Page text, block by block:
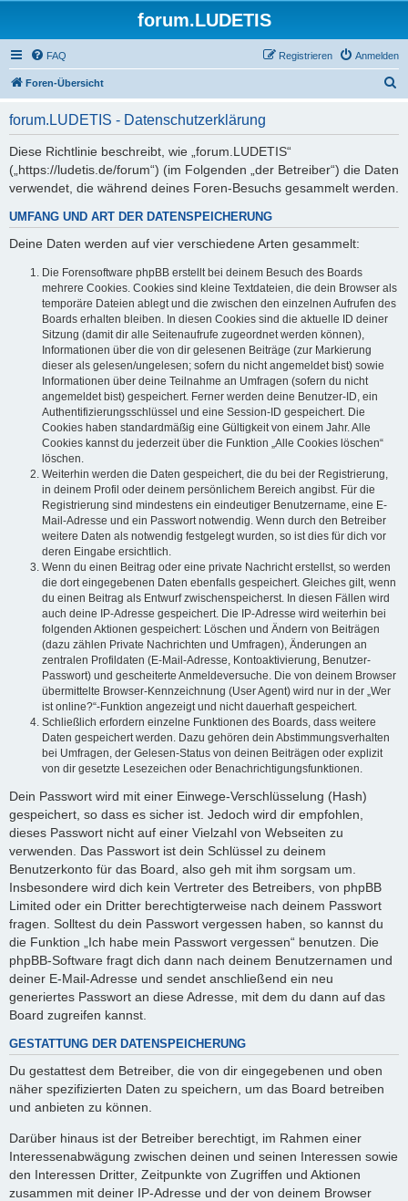
forum.LUDETIS
FAQ Anmelden
Registrieren
Foren-Übersicht
forum.LUDETIS - Datenschutzerklärung
Diese Richtlinie beschreibt, wie „forum.LUDETIS“
(„https://ludetis.de/forum“) (im Folgenden „der Betreiber“) die Daten
verwendet, die während deines Foren-Besuchs gesammelt werden.
UMFANG UND ART DER DATENSPEICHERUNG
Deine Daten werden auf vier verschiedene Arten gesammelt:
Die Forensoftware phpBB erstellt bei deinem Besuch des Boards
mehrere Cookies. Cookies sind kleine Textdateien, die dein Browser als
temporäre Dateien ablegt und die zwischen den einzelnen Aufrufen des
Boards erhalten bleiben. In diesen Cookies sind die aktuelle ID deiner
Sitzung (damit dir alle Seitenaufrufe zugeordnet werden können),
Informationen über die von dir gelesenen Beiträge (zur Markierung
dieser als gelesen/ungelesen; sofern du nicht angemeldet bist) sowie
Informationen über deine Teilnahme an Umfragen (sofern du nicht
angemeldet bist) gespeichert. Ferner werden deine Benutzer-ID, ein
Authentifizierungsschlüssel und eine Session-ID gespeichert. Die
Cookies haben standardmäßig eine Gültigkeit von einem Jahr. Alle
Cookies kannst du jederzeit über die Funktion „Alle Cookies löschen“
löschen.
Weiterhin werden die Daten gespeichert, die du bei der Registrierung,
in deinem Profil oder deinem persönlichem Bereich angibst. Für die
Registrierung sind mindestens ein eindeutiger Benutzername, eine E-
Mail-Adresse und ein Passwort notwendig. Wenn durch den Betreiber
weitere Daten als notwendig festgelegt wurden, so ist dies für dich vor
deren Eingabe ersichtlich.
Wenn du einen Beitrag oder eine private Nachricht erstellst, so werden
die dort eingegebenen Daten ebenfalls gespeichert. Gleiches gilt, wenn
du einen Beitrag als Entwurf zwischenspeicherst. In diesen Fällen wird
auch deine IP-Adresse gespeichert. Die IP-Adresse wird weiterhin bei
folgenden Aktionen gespeichert: Löschen und Ändern von Beiträgen
(dazu zählen Private Nachrichten und Umfragen), Änderungen an
zentralen Profildaten (E-Mail-Adresse, Kontoaktivierung, Benutzer-
Passwort) und gescheiterte Anmeldeversuche. Die von deinem Browser
übermittelte Browser-Kennzeichnung (User Agent) wird nur in der „Wer
ist online?“-Funktion angezeigt und nicht dauerhaft gespeichert.
Schließlich erfordern einzelne Funktionen des Boards, dass weitere
Daten gespeichert werden. Dazu gehören dein Abstimmungsverhalten
bei Umfragen, der Gelesen-Status von deinen Beiträgen oder explizit
von dir gesetzte Lesezeichen oder Benachrichtigungsfunktionen.
Dein Passwort wird mit einer Einwege-Verschlüsselung (Hash)
gespeichert, so dass es sicher ist. Jedoch wird dir empfohlen,
dieses Passwort nicht auf einer Vielzahl von Webseiten zu
verwenden. Das Passwort ist dein Schlüssel zu deinem
Benutzerkonto für das Board, also geh mit ihm sorgsam um.
Insbesondere wird dich kein Vertreter des Betreibers, von phpBB
Limited oder ein Dritter berechtigterweise nach deinem Passwort
fragen. Solltest du dein Passwort vergessen haben, so kannst du
die Funktion „Ich habe mein Passwort vergessen“ benutzen. Die
phpBB-Software fragt dich dann nach deinem Benutzernamen und
deiner E-Mail-Adresse und sendet anschließend ein neu
generiertes Passwort an diese Adresse, mit dem du dann auf das
Board zugreifen kannst.
GESTATTUNG DER DATENSPEICHERUNG
Du gestattest dem Betreiber, die von dir eingegebenen und oben
näher spezifizierten Daten zu speichern, um das Board betreiben
und anbieten zu können.
Darüber hinaus ist der Betreiber berechtigt, im Rahmen einer
Interessenabwägung zwischen deinen und seinen Interessen sowie
den Interessen Dritter, Zeitpunkte von Zugriffen und Aktionen
zusammen mit deiner IP-Adresse und der von deinem Browser